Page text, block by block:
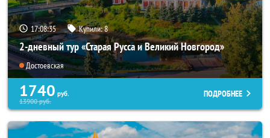
17:08:33 Купили:8
2-дневный тур «Старая Русса и Великий Новгород»
Достоевская
1740 руб.
13900руб.
ПОДРОБНЕЕ